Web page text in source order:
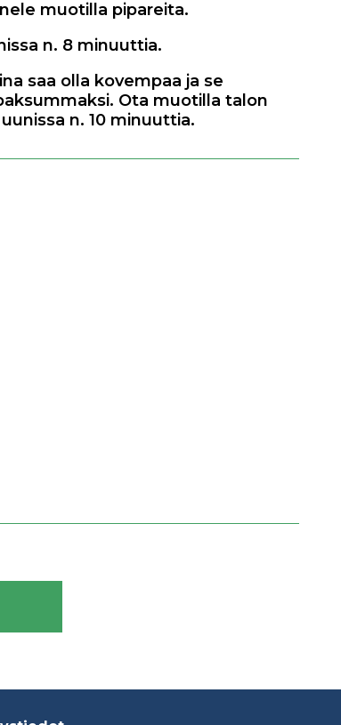
muotilla pipareita.
n. 8 minuuttia.
saa olla kovempaa ja se
Ota muotilla talon
n. 10 minuuttia.